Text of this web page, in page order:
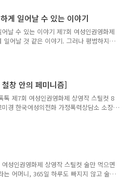
. 가부장적인 사회 통념을 바탕으로 집안
버지라는 그의 위치에도 불구하고 그의 잘
에게 이야기하고, 그에게 제재를 가할 수
게 일어날 수 있는 이야기
날 수 있는 이야기 제7회 여성인권영화제
일어날 것 같은 이야기. 그러나 평범하지는
폭력에 대한 이야기다. 영화의 시작은 우
로 걸려오는 한 통의 전화. "엄마, 아빠가
력은 또 한 번 일어난다. 조금 더 끔찍한
피해자로 자라나 결혼하였다. 가정폭력의
는 않겠다고 다짐하며 결..
창 안의 페미니즘]
톡 제7회 여성인권영화제 상영작 스틸컷 8
경 한국여성의전화 가정폭력상담소 소장
, 김수희 여성신문 기자가 영화를 본 관
은 미국 아이오와 주의 여성교도소에 수감
노출되고 교도소에 수감됐는데 감옥에
었다’고 하는 재소자들의 말과 아동성폭력
성 장애 증후군(PTSD)으로 인해 또다시
성인권영화제 상영작 스틸컷 술만 먹으면
는 어머니, 365일 하루도 빠지지 않고 술을
간 언니, 보다 못해 아버지를 밀친 나와